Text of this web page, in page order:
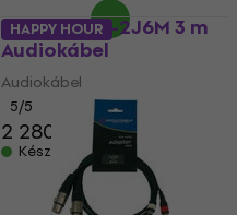
ADJ AC-2XF-2J6M 3 m
Audiokábel
Audiokábel
5/5
2 280 Ft 2 470 Ft
Készleten
HAPPY HOUR